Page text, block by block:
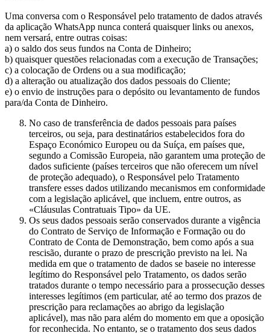
Uma conversa com o Responsável pelo tratamento de dados através
da aplicação WhatsApp nunca conterá quaisquer links ou anexos,
nem versará, entre outras coisas:
a) o saldo dos seus fundos na Conta de Dinheiro;
b) quaisquer questões relacionadas com a execução de Transações;
c) a colocação de Ordens ou a sua modificação;
d) a alteração ou atualização dos dados pessoais do Cliente;
e) o envio de instruções para o depósito ou levantamento de fundos
para/da Conta de Dinheiro.
No caso de transferência de dados pessoais para países
terceiros, ou seja, para destinatários estabelecidos fora do
Espaço Económico Europeu ou da Suíça, em países que,
segundo a Comissão Europeia, não garantem uma proteção de
dados suficiente (países terceiros que não oferecem um nível
de proteção adequado), o Responsável pelo Tratamento
transfere esses dados utilizando mecanismos em conformidade
com a legislação aplicável, que incluem, entre outros, as
«Cláusulas Contratuais Tipo» da UE.
Os seus dados pessoais serão conservados durante a vigência
do Contrato de Serviço de Informação e Formação ou do
Contrato de Conta de Demonstração, bem como após a sua
rescisão, durante o prazo de prescrição previsto na lei. Na
medida em que o tratamento de dados se baseie no interesse
legítimo do Responsável pelo Tratamento, os dados serão
tratados durante o tempo necessário para a prossecução desses
interesses legítimos (em particular, até ao termo dos prazos de
prescrição para reclamações ao abrigo da legislação
aplicável), mas não para além do momento em que a oposição
for reconhecida. No entanto, se o tratamento dos seus dados